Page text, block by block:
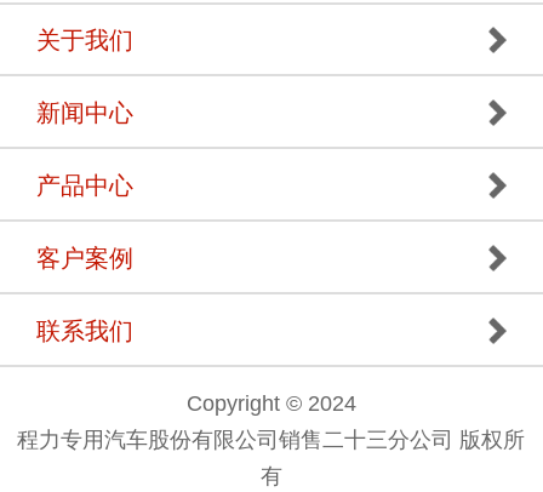
关于我们
新闻中心
产品中心
客户案例
联系我们
Copyright © 2024
程力专用汽车股份有限公司销售二十三分公司 版权所
有